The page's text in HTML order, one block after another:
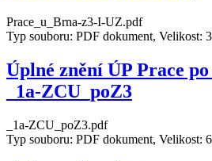
Prace_u_Brna-z3-I-UZ.pdf
Typ souboru: PDF dokument, Velikost:
Úplné znění ÚP Prace
_1a-ZCU_poZ3
_1a-ZCU_poZ3.pdf
Typ souboru: PDF dokument, Velikost: